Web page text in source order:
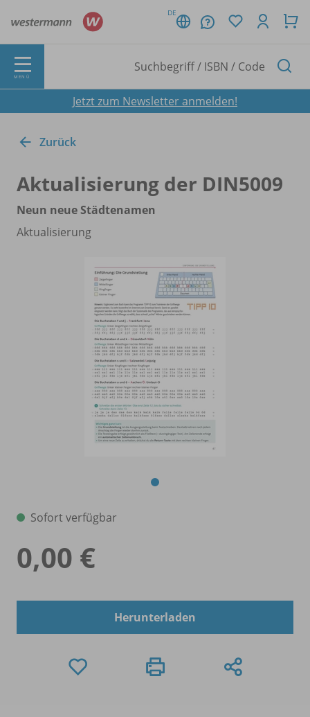
DE
MENÜ
Jetzt zum Newsletter anmelden!
Zurück
Aktualisierung der DIN5009
Neun neue Städtenamen
Aktualisierung
Sofort verfügbar
0,00 €
Herunterladen